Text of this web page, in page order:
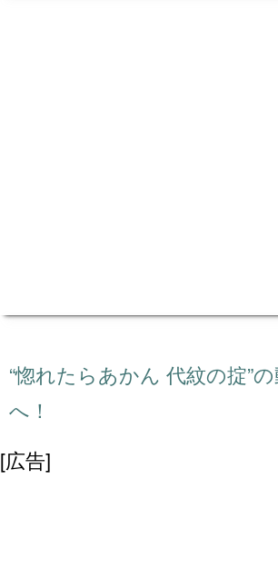
“惚れたらあかん 代紋の掟”
へ！
[広告]